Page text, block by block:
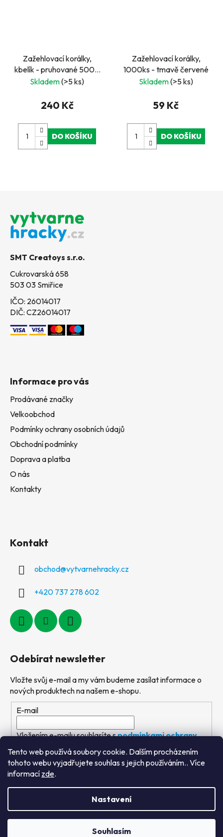
Tento web používá soubory cookie. Dalším procházením
tohoto webu vyjadřujete souhlas s jejich používáním.. Více
informací zde.
Nastavení
Souhlasím
Zažehlovací korálky,
kbelík - pruhované 5000
ks
Skladem(>5 ks)
240 Kč
DO KOŠÍKU
Zažehlovací korálky,
1000ks - tmavě červené
Skladem(>5 ks)
59 Kč
DO KOŠÍKU
SMT Creatoys s.r.o.
Cukrovarská 658
503 03 Smiřice
IČO: 26014017
DIČ: CZ26014017
Informace pro vás
Prodávané značky
Velkoobchod
Podmínky ochrany osobních údajů
Obchodní podmínky
Doprava a platba
O nás
Kontakty
Kontakt
obchod@vytvarnehracky.cz
+420 737 278 602
Odebírat newsletter
Vložte svůj e-mail a my vám budeme zasílat informace o
nových produktech na našem e-shopu.
E-mail
Vložením e-mailu souhlasíte spodmínkami ochrany
osobních údajů
PŘIHLÁSIT SE
Výtvarné hračky